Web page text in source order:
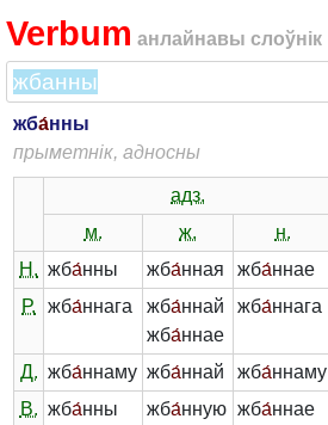
Verbum анлайнавы слоўнік
жба́нны
прыметнік, адносны
адз.
м.
ж. н.
Н. жба́нны жба́нная жба́ннае
Р.
жба́ннага жба́ннай
жба́ннае
жба́ннага
Д. жба́ннаму жба́ннай жба́ннаму
В. жба́нны
жба́нную жба́ннае